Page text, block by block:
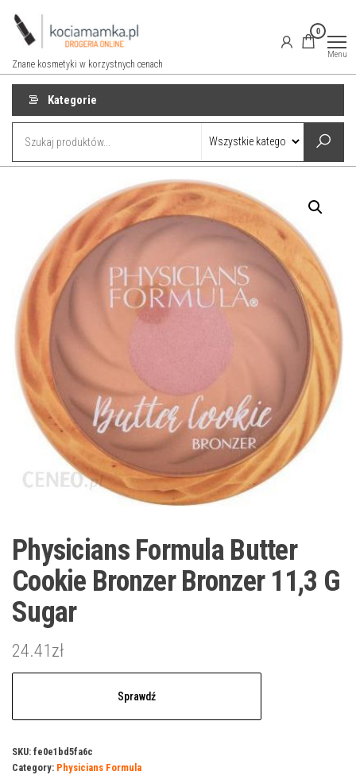
Przejdź
Znane kosmetyki w korzystnych cenach
0
Menu
Kategorie
Physicians Formula Butter
Cookie Bronzer Bronzer 11,3 G
Sugar
24.41zł
Sprawdź
SKU: fe0e1bd5fa6c
Category: Physicians Formula